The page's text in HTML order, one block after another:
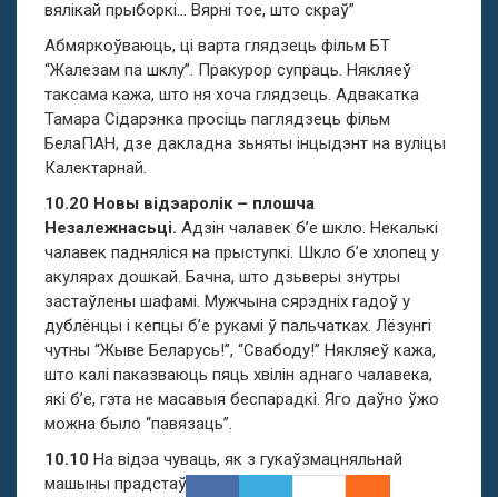
вялікай прыборкі… Вярні тое, што скраў”
Абмяркоўваюць, ці варта глядзець фільм БТ
“Жалезам па шклу”. Пракурор супраць. Някляеў
таксама кажа, што ня хоча глядзець. Адвакатка
Тамара Сідарэнка просіць паглядзець фільм
БелаПАН, дзе дакладна зьняты інцыдэнт на вуліцы
Калектарнай.
10.20 Новы відэаролік – плошча
Незалежнасьці. Адзін чалавек б’е шкло. Некалькі
чалавек падняліся на прыступкі. Шкло б’е хлопец у
акулярах дошкай. Бачна, што дзьверы знутры
застаўлены шафамі. Мужчына сярэдніх гадоў у
дублёнцы і кепцы б’е рукамі ў пальчатках. Лёзунгі
чутны “Жыве Беларусь!”, “Свабоду!” Някляеў кажа,
што калі паказваюць пяць хвілін аднаго чалавека,
які б’е, гэта не масавыя беспарадкі. Яго даўно ўжо
можна было “павязаць”.
10.10 На відэа чуваць, як з гукаўзмацняльнай
машыны прадстаўнікі праваахоўных органаў